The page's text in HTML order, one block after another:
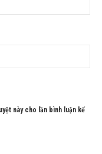
này cho lần bình luận kế